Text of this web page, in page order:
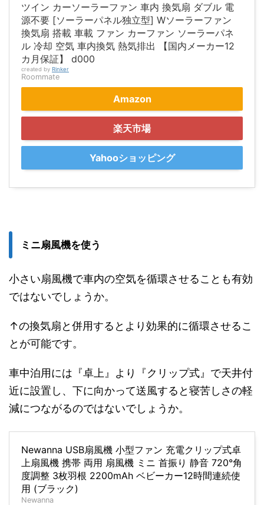
ツイン カーソーラーファン 車内 換気扇 ダブル 電
源不要 [ソーラーパネル独立型] Wソーラーファン
換気扇 搭載 車載 ファン カーファン ソーラーパネ
ル 冷却 空気 車内換気 熱気排出 【国内メーカー12
カ月保証】 d000
created by Rinker
Roommate
Amazon
楽天市場
Yahooショッピング
ミニ扇風機を使う
小さい扇風機で車内の空気を循環させることも有効
ではないでしょうか。
↑の換気扇と併用するとより効果的に循環させるこ
とが可能です。
車中泊用には『卓上』より『クリップ式』で天井付
近に設置し、下に向かって送風すると寝苦しさの軽
減につながるのではないでしょうか。
Newanna USB扇風機 小型ファン 充電クリップ式卓
上扇風機 携帯 両用 扇風機 ミニ 首振り 静音 720°角
度調整 3枚羽根 2200mAh ベビーカー12時間連続使
用 (ブラック)
Newanna